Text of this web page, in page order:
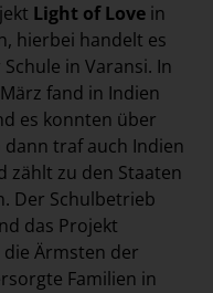
Light of Love in
hierbei handelt es
in Varansi. In
fand in Indien
es konnten über
traf auch Indien
zählt zu den Staaten
Der Schulbetrieb
das Projekt
Ärmsten der
Familien in